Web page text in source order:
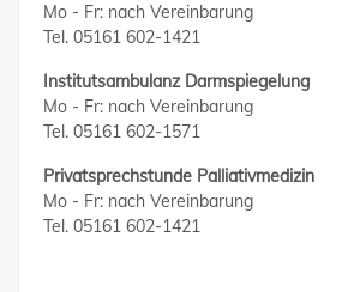
Mo - Fr: nach Vereinbarung
Tel. 05161 602-1421
Institutsambulanz Darmspiegelung
Mo - Fr: nach Vereinbarung
Tel. 05161 602-1571
Privatsprechstunde Palliativmedizin
Mo - Fr: nach Vereinbarung
Tel. 05161 602-1421